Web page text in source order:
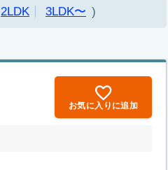
2LDK 3LDK〜
お気に入りに追加